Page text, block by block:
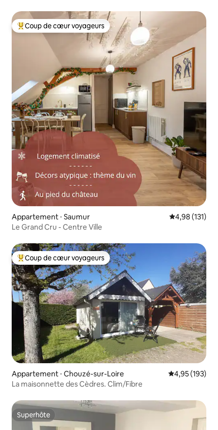
Coups de cœur voyageurs les plus appréciés
Coup de cœur voyageurs
Appartement ⋅ Saumur Évaluation
4,98 (131)
Le Grand Cru - Centre Ville
Coups de cœur voyageurs les plus appréciés
Coup de cœur voyageurs
Appartement ⋅ Chouzé-sur-Loire Évaluation
4,95 (193)
La maisonnette des Cèdres. Clim/Fibre
Superhôte
Superhôte